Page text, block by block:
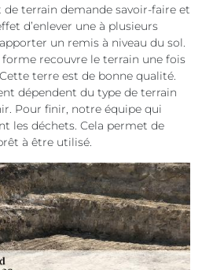
de terrain demande savoir-faire et
d’enlever une à plusieurs
un remis à niveau du sol.
recouvre le terrain une fois
terre est de bonne qualité.
dépendent du type de terrain
Pour finir, notre équipe qui
les déchets. Cela permet de
à être utilisé.